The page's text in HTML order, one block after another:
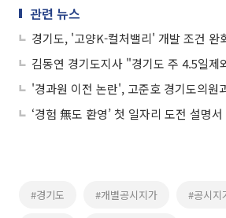
관련 뉴스
‘경험 無도 환영’ 첫 일자리 도전 설명서
#경기도 #개별공시지가 #공시지